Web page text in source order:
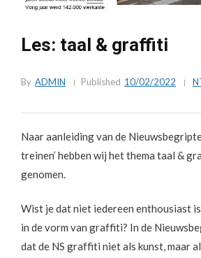
Les: taal & graffiti
By ADMIN Published 10/02/2022
Naar aanleiding van de
treinen’ hebben wij het thema taal &
genomen.
Wist je dat niet iedereen enthousiast
in de vorm van graffiti? In de
dat de NS graffiti niet als kunst, maar